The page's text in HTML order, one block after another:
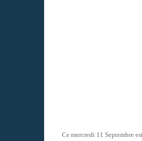
Ce mercredi 11 Septembre